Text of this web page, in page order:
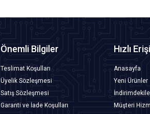
Önemli Bilgiler
Teslimat Koşulları
Üyelik Sözleşmesi
Satış Sözleşmesi
Garanti ve İade Koşulları
Hızlı
Anasayfa
Yeni Ürünler
Müşteri